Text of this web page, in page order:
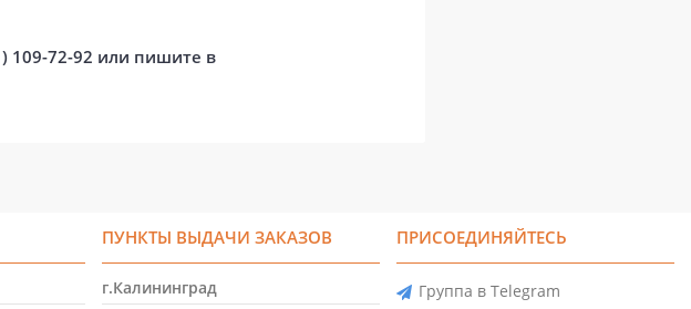
109-72-92 или пишите в
ПУНКТЫ ВЫДАЧИ ЗАКАЗОВ
г.Калининград
ПРИСОЕДИНЯЙТЕСЬ
Группа в Telegram